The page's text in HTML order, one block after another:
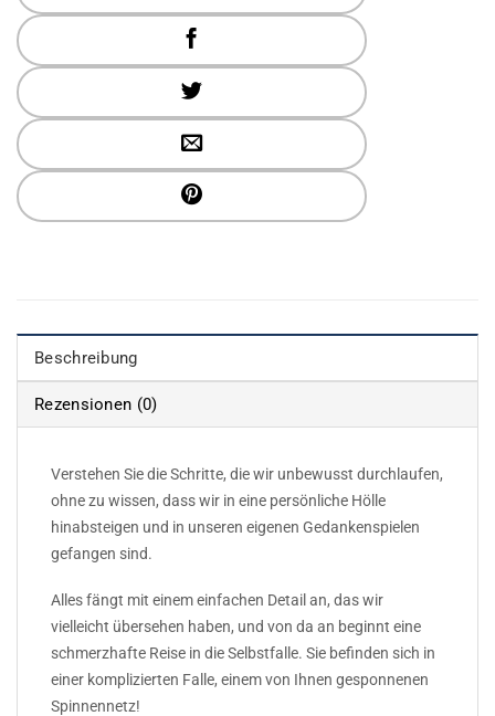
Beschreibung
Rezensionen (0)
Verstehen Sie die Schritte, die wir unbewusst durchlaufen,
ohne zu wissen, dass wir in eine persönliche Hölle
hinabsteigen und in unseren eigenen Gedankenspielen
gefangen sind.
Alles fängt mit einem einfachen Detail an, das wir
vielleicht übersehen haben, und von da an beginnt eine
schmerzhafte Reise in die Selbstfalle. Sie befinden sich in
einer komplizierten Falle, einem von Ihnen gesponnenen
Spinnennetz!